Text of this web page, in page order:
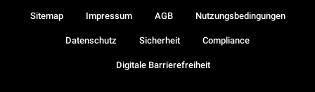
Sitemap Impressum AGB Nutzungsbedingungen
Datenschutz Sicherheit Compliance
Digitale Barrierefreiheit